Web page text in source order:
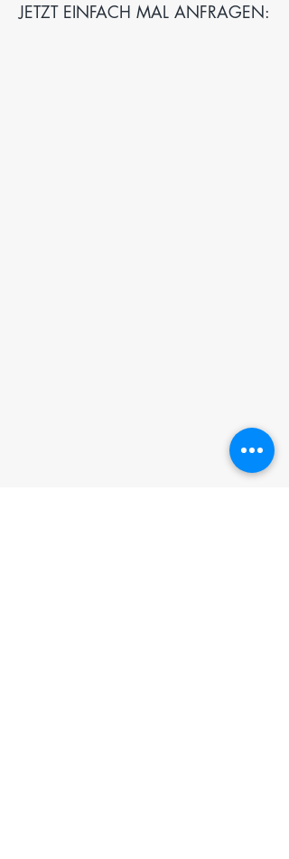
JETZT EINFACH MAL ANFRAGEN: